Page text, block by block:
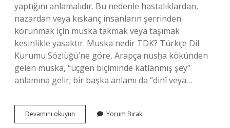
yaptığını anlamalıdır. Bu nedenle hastalıklardan,
nazardan veya kıskanç insanların şerrinden
korunmak için muska takmak veya taşımak
kesinlikle yasaktır. Muska nedir TDK? Türkçe Dil
Kurumu Sözlüğü’ne göre, Arapça nusḫa kökünden
gelen muska, “üçgen biçiminde katlanmış şey”
anlamına gelir; bir başka anlamı da “dinî veya…
Devamını okuyun
Diğer
Yorum Bırak